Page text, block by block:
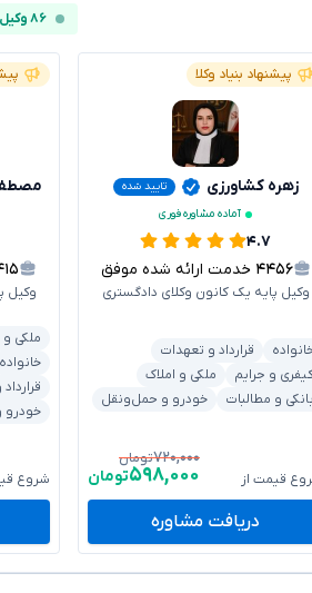
۸۶ وکیل آنلاین
پیشنهاد بنیاد وکلا
زهره کشاورزی
تایید شده
آماده مشاوره فوری
۴.۷
۴۴۵۶ خدمت ارائه شده موفق
وکیل پایه یک کانون وکلای دادگستری
قرارداد و تعهدات
و جرایم
ملکی و املاک
بانکی و مطالبات
خودرو و حمل‌ونقل
قیمت از
۷۲۰,۰۰۰تومان
۵۹۸,۰۰۰تومان
دریافت مشاوره
وکیل
ملکی و
خانواده
خودرو
شروع